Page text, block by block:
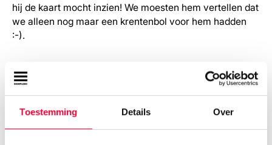
Toestemming Details Over
hij de kaart mocht inzien! We moesten hem vertellen dat
we alleen nog maar een krentenbol voor hem hadden
:-).
Wil jij ook opvallen met jouw
horecabedrijf?